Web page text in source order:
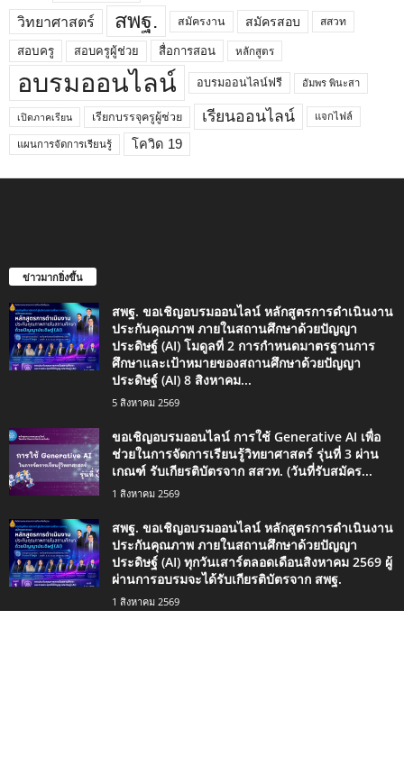
วิทยาศาสตร์ สพฐ. สมัครงาน สมัครสอบ สสวท
สอบครู สอบครูผู้ช่วย สื่อการสอน หลักสูตร
อบรมออนไลน์ อบรมออนไลน์ฟรี อัมพร พินะสา
เปิดภาคเรียน เรียกบรรจุครูผู้ช่วย เรียนออนไลน์ แจกไฟล์
แผนการจัดการเรียนรู้ โควิด 19
ข่าวมากยิ่งขึ้น
สพฐ. ขอเชิญอบรมออนไลน์ หลักสูตรการดำเนินงาน
ประกันคุณภาพ ภายในสถานศึกษาด้วยปัญญา
ประดิษฐ์ (AI) โมดูลที่ 2 การกำหนดมาตรฐานการ
ศึกษาและเป้าหมายของสถานศึกษาด้วยปัญญา
ประดิษฐ์ (AI) 8 สิงหาคม...
5 สิงหาคม 2569
ขอเชิญอบรมออนไลน์ การใช้ Generative AI เพื่อ
ช่วยในการจัดการเรียนรู้วิทยาศาสตร์ รุ่นที่ 3 ผ่าน
เกณฑ์ รับเกียรติบัตรจาก สสวท. (วันที่รับสมัคร...
1 สิงหาคม 2569
สพฐ. ขอเชิญอบรมออนไลน์ หลักสูตรการดำเนินงาน
ประกันคุณภาพ ภายในสถานศึกษาด้วยปัญญา
ประดิษฐ์ (AI) ทุกวันเสาร์ตลอดเดือนสิงหาคม 2569 ผู้
ผ่านการอบรมจะได้รับเกียรติบัตรจาก สพฐ.
1 สิงหาคม 2569